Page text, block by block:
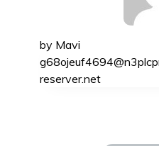
by Mavi
reserver.net